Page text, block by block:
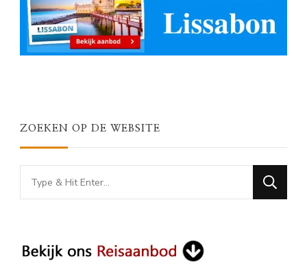
ZOEKEN OP DE WEBSITE
Looking
for